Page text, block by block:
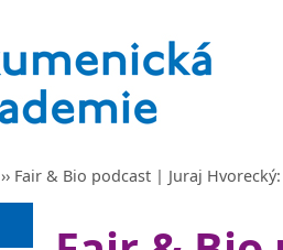
›› Fair & Bio podcast | Juraj